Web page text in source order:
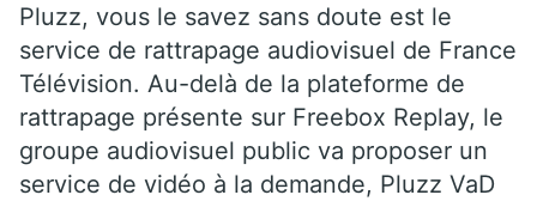
Pluzz, vous le savez sans doute est le
service de rattrapage audiovisuel de France
Télévision. Au-delà de la plateforme de
rattrapage présente sur Freebox Replay, le
groupe audiovisuel public va proposer un
service de vidéo à la demande, Pluzz VaD